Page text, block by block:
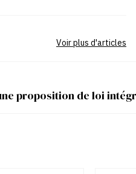
proposition de loi
Voir plus d'articles